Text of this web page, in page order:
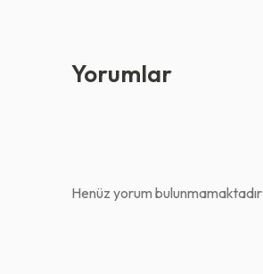
Yorumlar
Henüz yorum bulunmamaktadır